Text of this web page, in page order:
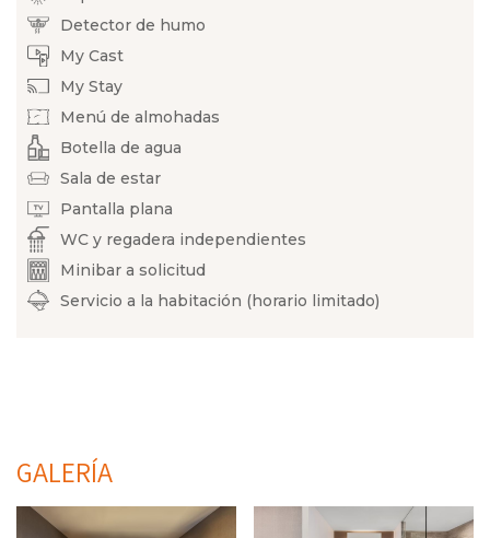
Detector de humo
My Cast
My Stay
Menú de almohadas
Botella de agua
Sala de estar
Pantalla plana
WC y regadera independientes
Minibar a solicitud
Servicio a la habitación (horario limitado)
GALERÍA